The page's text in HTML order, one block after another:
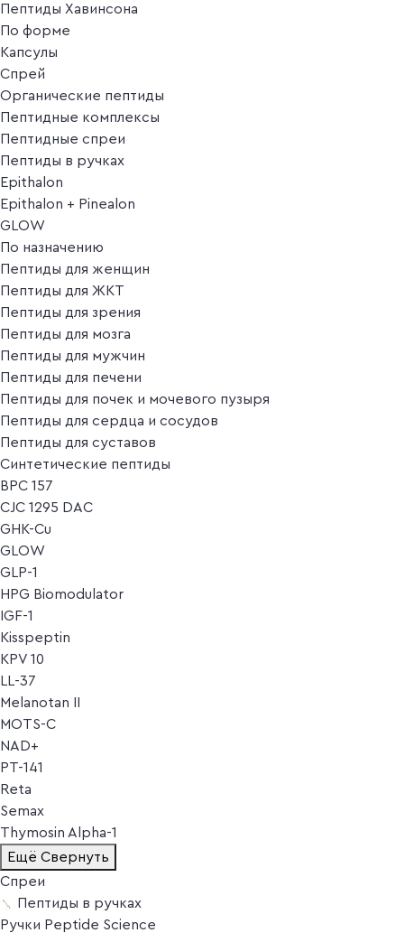
Пептиды Хавинсона
По форме
Капсулы
Спрей
Органические пептиды
Пептидные комплексы
Пептидные спреи
Пептиды в ручках
Epithalon
Epithalon + Pinealon
GLOW
По назначению
Пептиды для женщин
Пептиды для ЖКТ
Пептиды для зрения
Пептиды для мозга
Пептиды для мужчин
Пептиды для печени
Пептиды для почек и мочевого пузыря
Пептиды для сердца и сосудов
Пептиды для суставов
Синтетические пептиды
BPC 157
CJC 1295 DAC
GHK-Cu
GLOW
GLP-1
HPG Biomodulator
IGF-1
Kisspeptin
KPV 10
LL-37
Melanotan II
MOTS-C
NAD+
PT-141
Reta
Semax
Thymosin Alpha-1
Ещё Свернуть
Спреи
Пептиды в ручках
Ручки Peptide Science